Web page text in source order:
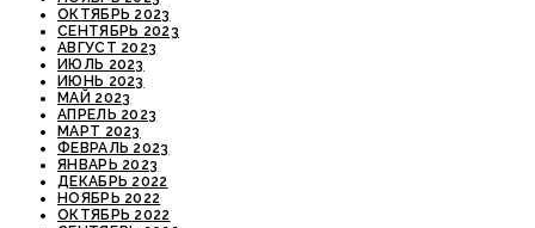
ОКТЯБРЬ 2023
СЕНТЯБРЬ 2023
АВГУСТ 2023
ИЮЛЬ 2023
ИЮНЬ 2023
МАЙ 2023
АПРЕЛЬ 2023
МАРТ 2023
ФЕВРАЛЬ 2023
ЯНВАРЬ 2023
ДЕКАБРЬ 2022
НОЯБРЬ 2022
ОКТЯБРЬ 2022